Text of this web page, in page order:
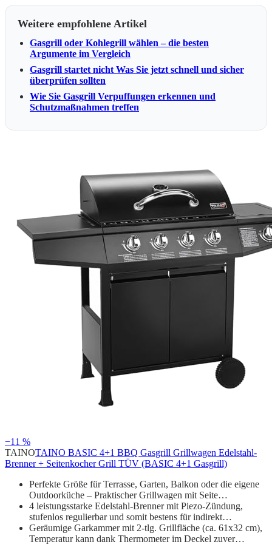
Weitere empfohlene Artikel
Gasgrill oder Kohlegrill wählen – die besten
Argumente im Vergleich
Gasgrill startet nicht Was Sie jetzt schnell und sicher
überprüfen sollten
Wie Sie Gasgrill Verpuffungen erkennen und
Schutzmaßnahmen treffen
−11 %
TAINOTAINO BASIC 4+1 BBQ Gasgrill Grillwagen Edelstahl-
Brenner + Seitenkocher Grill TÜV (BASIC 4+1 Gasgrill)
Perfekte Größe für Terrasse, Garten, Balkon oder die eigene
Outdoorküche – Praktischer Grillwagen mit Seite…
4 leistungsstarke Edelstahl-Brenner mit Piezo-Zündung,
stufenlos regulierbar und somit bestens für indirekt…
Geräumige Garkammer mit 2-tlg. Grillfläche (ca. 61x32 cm),
Temperatur kann dank Thermometer im Deckel zuver…